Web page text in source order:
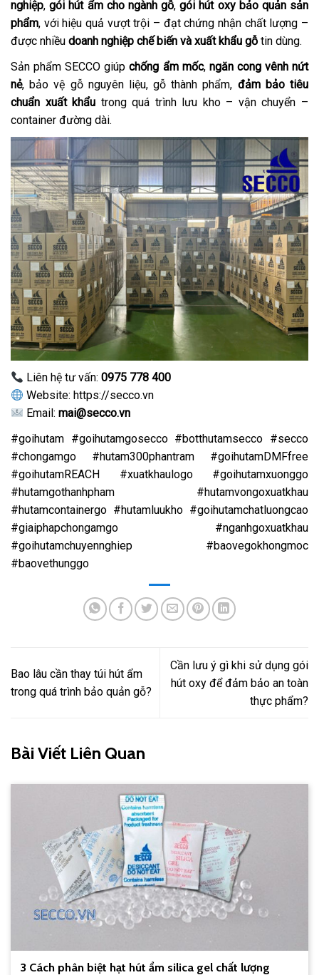
nghiệp,gói hút ẩm cho ngành gỗ,gói hút oxy bảo quản sản
phẩm, với hiệu quả vượt trội – đạt chứng nhận chất lượng –
được nhiều doanh nghiệp chế biến và xuất khẩu gỗ tin dùng.
Sản phẩm SECCO giúpchống ẩm mốc, ngăn cong vênh nứt
nẻ, bảo vệ gỗ nguyên liệu, gỗ thành phẩm, đảm bảo tiêu
chuẩn xuất khẩu trong quá trình lưu kho – vận chuyển –
container đường dài.
Liên hệ tư vấn:0975 778 400
Website:https://secco.vn
Email:mai@secco.vn
#goihutam #goihutamgosecco #botthutamsecco #secco
#chongamgo #hutam300phantram #goihutamDMFfree
#goihutamREACH #xuatkhaulogo #goihutamxuonggo
#hutamgothanhpham #hutamvongoxuatkhau
#hutamcontainergo #hutamluukho #goihutamchatluongcao
#giaiphapchongamgo #nganhgoxuatkhau
#goihutamchuyennghiep #baovegokhongmoc
#baovethunggo
Bao lâu cần thay túi hút ẩm
trong quá trình bảo quản gỗ?
Cần lưu ý gì khi sử dụng gói
hút oxy để đảm bảo an toàn
thực phẩm?
Bài Viết Liên Quan
3 Cách phân biệt hạt hút ẩm silica gel chất lượng